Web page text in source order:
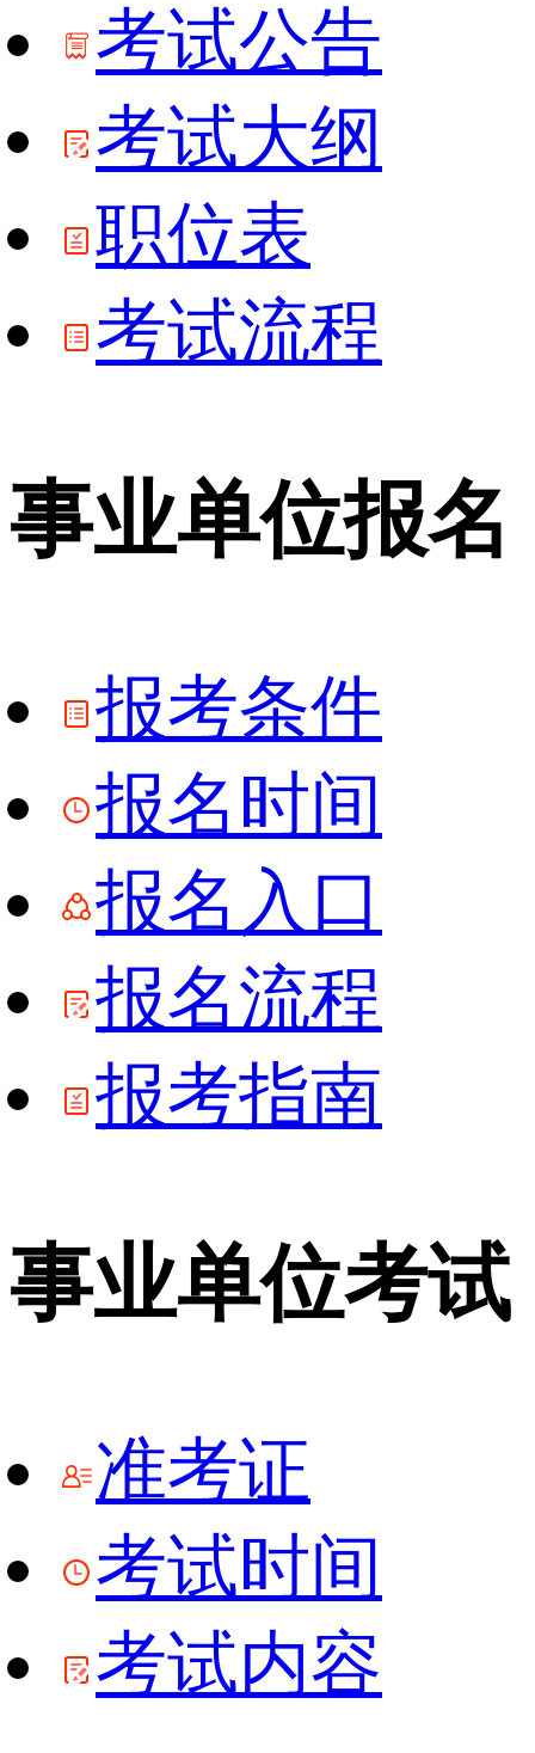
考试公告
考试大纲
职位表
考试流程
事业单位报名
报考条件
报名时间
报名入口
报名流程
报考指南
事业单位考试
准考证
考试时间
考试内容